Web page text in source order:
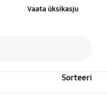
Vaata üksikasju
Sorteeri